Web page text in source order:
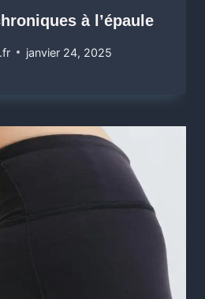
à l’épaule
janvier 24, 2025